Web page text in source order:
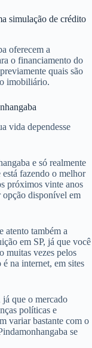
simulação de crédito
oferecem a
o financiamento do
quais são
imobiliário.
vida dependesse
e só realmente
fazendo o melhor
próximos vinte anos
opção disponível em
atento também a
em SP, já que você
muitas vezes pelos
na internet, em sites
já que o mercado
políticas e
variar bastante com o
se